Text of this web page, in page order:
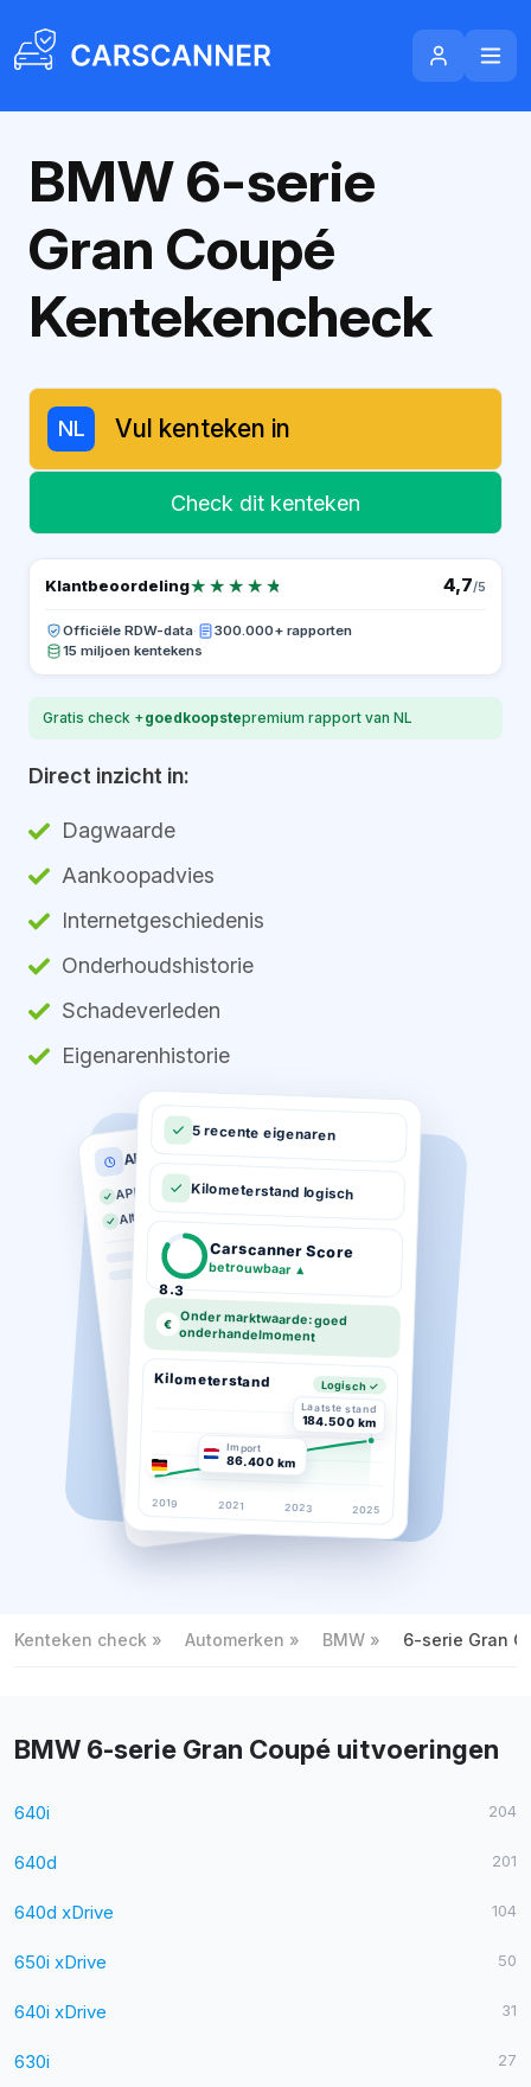
BMW 6-serie
Gran Coupé
Kentekencheck
NL
Check dit kenteken
Klantbeoordeling★★★★★
★★★★★ 4,7/5
Officiële RDW-data·
300.000+ rapporten
15 miljoen kentekens
Gratis check +goedkoopstepremium rapport van NL
Direct inzicht in:
Dagwaarde
Aankoopadvies
Internetgeschiedenis
Onderhoudshistorie
Schadeverleden
Eigenarenhistorie
APK historie
APK geldig tot 03-2026
Altijd op tijd gekeurd
5 recente eigenaren
Kilometerstand logisch
8.3
Carscanner Score
betrouwbaar ▲
€ Onder marktwaarde: goed
onderhandelmoment
Kilometerstand Logisch ✓
Laatste stand
184.500 km
Import
86.400 km
2019 2021 2023 2025
Kenteken check Automerken BMW 6-serie Gran
BMW 6-serie Gran Coupé uitvoeringen
640i 204
640d 201
640d xDrive 104
650i xDrive 50
640i xDrive 31
630i 27